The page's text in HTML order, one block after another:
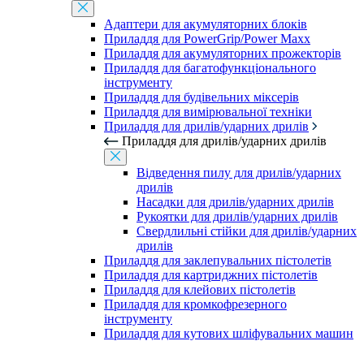
Адаптери для акумуляторних блоків
Приладдя для PowerGrip/Power Maxx
Приладдя для акумуляторних прожекторів
Приладдя для багатофункціонального
інструменту
Приладдя для будівельних міксерів
Приладдя для вимірювальної техніки
Приладдя для дрилів/ударних дрилів
Приладдя для дрилів/ударних дрилів
Відведення пилу для дрилів/ударних
дрилів
Насадки для дрилів/ударних дрилів
Рукоятки для дрилів/ударних дрилів
Свердлильні стійки для дрилів/ударних
дрилів
Приладдя для заклепувальних пістолетів
Приладдя для картриджних пістолетів
Приладдя для клейових пістолетів
Приладдя для кромкофрезерного
інструменту
Приладдя для кутових шліфувальних машин